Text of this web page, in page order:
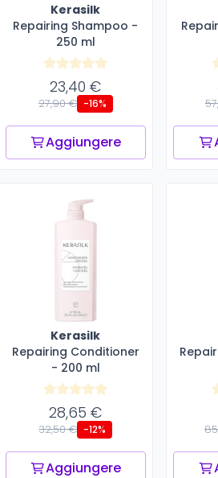
Kerasilk
Repairing Shampoo -
250 ml
23,40 €
27,90 € -16%
Aggiungere
Kerasilk
Repairing Conditioner
- 200 ml
28,65 €
32,50 € -12%
Aggiungere